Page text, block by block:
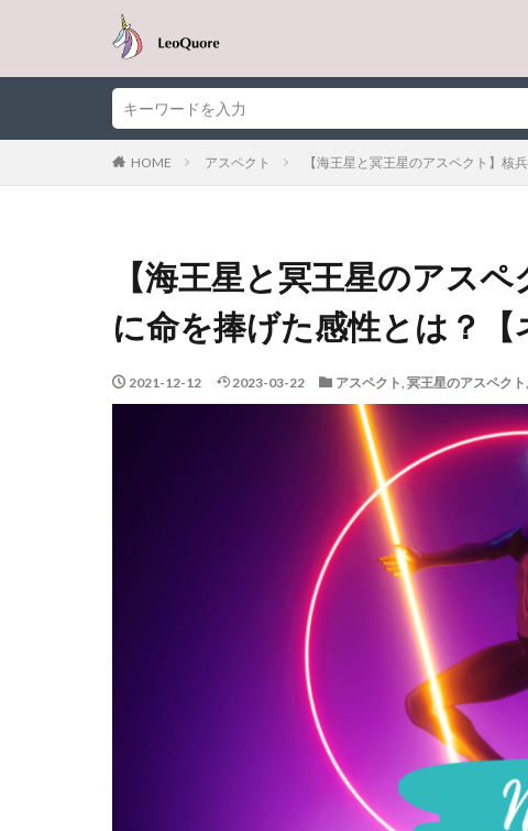
HOME アスペクト 【海王星と冥王星のアスペクト】核
【海王星と冥王星のアス
に命を捧げた感性とは？【
2021-12-12 2023-03-22 アスペクト, 冥王星のアスペクト,